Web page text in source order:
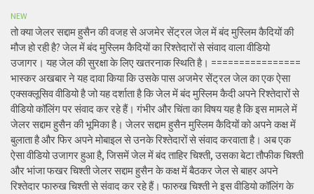
NEW
तो क्या जेलर सद्दाम हुसैन की वजह से अजमेर सेंट्रल जेल में बंद मुस्लिम कैदियों की
मौज हो रही है? जेल में बंद मुस्लिम कैदियों का रिश्तेदारों से संवाद वाला वीडियो
उजागर। यह जेल की सुरक्षा के लिए खतरनाक स्थिति है। ================
भास्कर अखबार ने यह दावा किया कि उसके पास अजमेर सेंट्रल जेल का एक ऐसा
एक्सक्लूसिव वीडियो है जो यह दर्शाता है कि जेल में बंद मुस्लिम कैदी अपने रिश्तेदारों से
वीडियो कॉलिंग पर संवाद कर रहे हैं। गंभीर और चिंता का विषय यह है कि इस मामले में
जेलर सद्दाम हुसैन की भूमिका है। जेलर सद्दाम हुसैन मुस्लिम कैदियों को अपने कक्ष में
बुलाता है और फिर अपने मोबाइल से उनके रिश्तेदारों से संवाद करवाता है। अब एक
ऐसा वीडियो उजागर हुआ है, जिसमें जेल में बंद ताहिर चिश्ती, उसका बेटा तौफीक चिश्ती
और भांजा फखर चिश्ती जेलर सद्दाम हुसैन के कक्ष में बैठकर जेल से बाहर अपने
रिश्तेदार फारुख चिश्ती से संवाद कर रहे हैं। फारुख चिश्ती ने इस वीडियो कॉलिंग के